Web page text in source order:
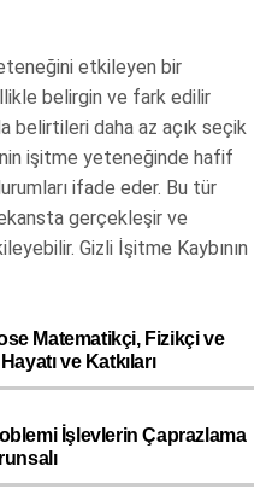
etkileyen bir
belirgin ve fark edilir
belirtileri daha az açık seçik
işitme yeteneğinde hafif
ifade eder. Bu tür
gerçekleşir ve
Gizli İşitme Kaybının
Matematikçi, Fizikçi ve
ve Katkıları
İşlevlerin Çaprazlama